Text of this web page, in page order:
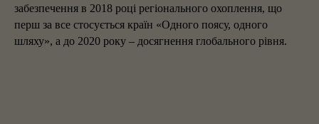
забезпечення в 2018 році регіонального охоплення, що
перш за все стосується країн «Одного поясу, одного
шляху», а до 2020 року – досягнення глобального рівня.